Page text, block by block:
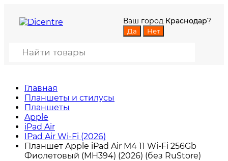
Ваш город Краснодар?
Главная
Планшеты и стилусы
Планшеты
Apple
iPad Air
IPad Air Wi-Fi (2026)
Планшет Apple iPad Air M4 11 Wi-Fi 256Gb
Фиолетовый (MH394) (2026) (без RuStore)